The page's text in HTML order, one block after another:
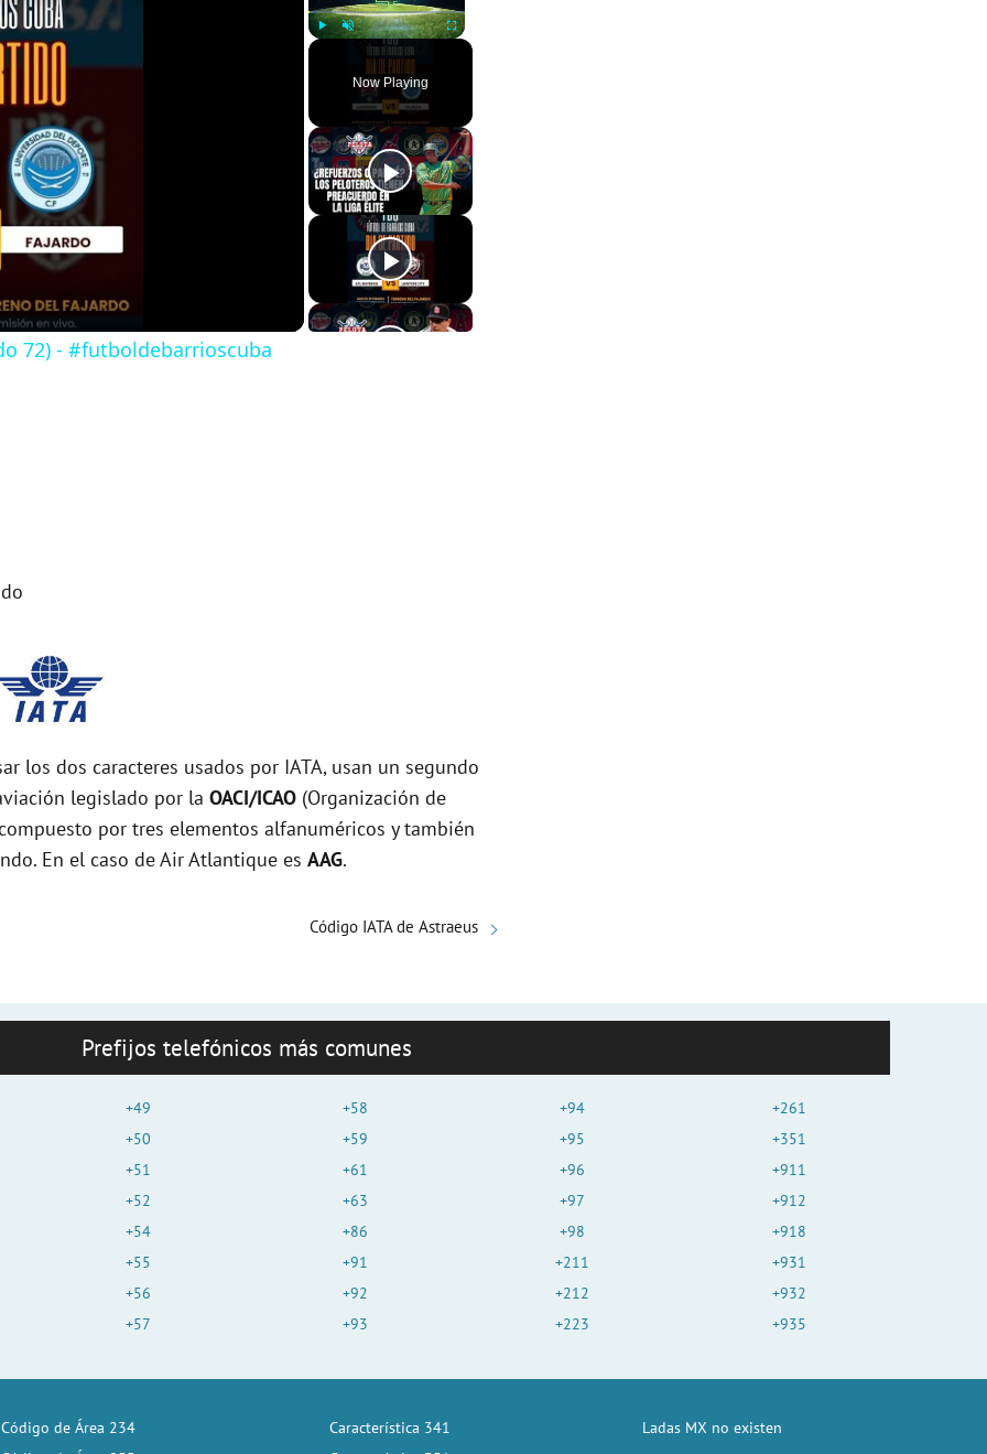
Unmute Fullscreen
Now Playing
72) - #futboldebarrioscuba
los dos caracteres usados por IATA, usan un segundo
legislado por la OACI/ICAO (Organización de
por tres elementos alfanuméricos y también
En el caso de Air Atlantique es AAG.
Código IATA de Astraeus
Prefijos telefónicos más comunes
+49
+50
+51
+52
+54
+55
+56
+57
+58
+59
+61
+63
+86
+91
+92
+93
+94
+95
+96
+97
+98
+211
+212
+223
+261
+351
+911
+912
+918
+931
+932
+935
Código de Área 234
Característica 341
Ladas MX no existen